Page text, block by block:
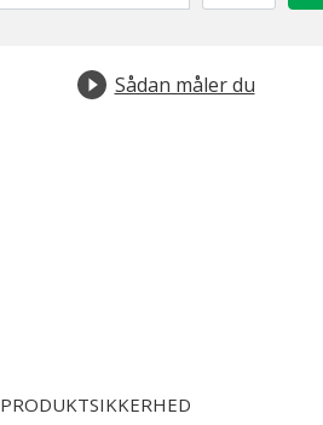
Sådan måler du
PRODUKTSIKKERHED